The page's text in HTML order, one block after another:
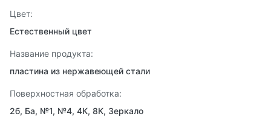
Цвет:
Естественный цвет
Название продукта:
пластина из нержавеющей стали
Поверхностная обработка:
2б, Ба, №1, №4, 4К, 8К, Зеркало